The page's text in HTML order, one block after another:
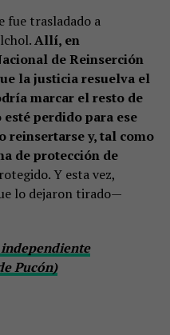
fue trasladado a
Allí, en
de Reinserción
la justicia resuelva el
marcar el resto de
perdido para ese
reinsertarse y, tal como
de protección de
Y esta vez,
lo dejaron tirado—
Pucón)